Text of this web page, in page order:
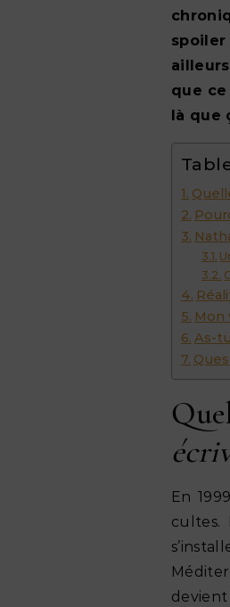
que
là que
Mon
As-
En
cultes.